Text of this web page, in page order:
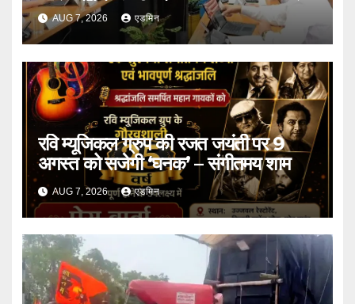
प्रस्तावों को मंजूरी
AUG 7, 2026 एडमिन
रवि म्यूजिकल ग्रुप की रजत जयंती पर 9
अगस्त को सजेगी ‘घनक’ – संगीतमय शाम
AUG 7, 2026 एडमिन